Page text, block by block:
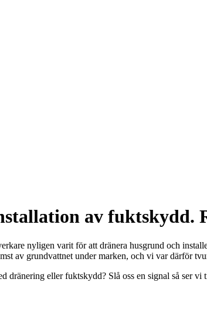
av fuktskydd.
nyligen varit för att dränera husgrund och
av grundvattnet under marken, och vi var därför
dränering eller fuktskydd? Slå oss en signal så ser vi